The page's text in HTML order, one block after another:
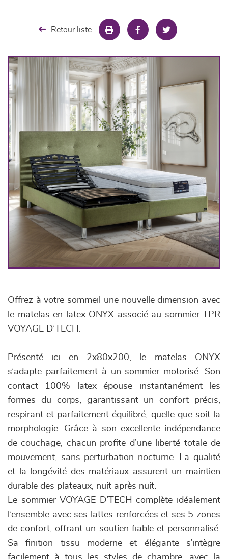
Retour liste
Offrez à votre sommeil une nouvelle dimension avec
le matelas en latex ONYX associé au sommier TPR
VOYAGE D’TECH.
Présenté ici en 2x80x200, le matelas ONYX
s’adapte parfaitement à un sommier motorisé. Son
contact 100% latex épouse instantanément les
formes du corps, garantissant un confort précis,
respirant et parfaitement équilibré, quelle que soit la
morphologie. Grâce à son excellente indépendance
de couchage, chacun profite d’une liberté totale de
mouvement, sans perturbation nocturne. La qualité
et la longévité des matériaux assurent un maintien
durable des plateaux, nuit après nuit.
Le sommier VOYAGE D’TECH complète idéalement
l’ensemble avec ses lattes renforcées et ses 5 zones
de confort, offrant un soutien fiable et personnalisé.
Sa finition tissu moderne et élégante s’intègre